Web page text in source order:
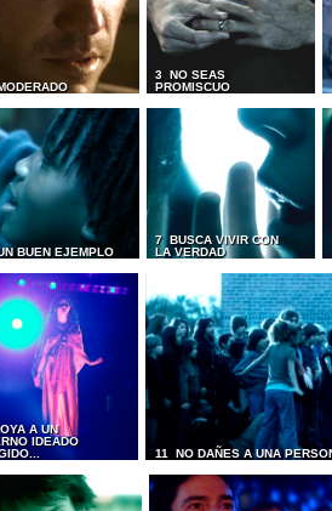
3 NO SEAS
PROMISCUO
BUEN EJEMPLO
7 BUSCA VIVIR CON
LA VERDAD
A UN
IDEADO
11 NO DAÑES A UNA